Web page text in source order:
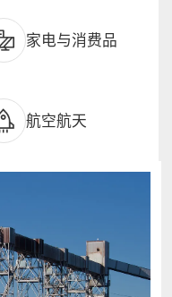
家电与消费品
航空航天